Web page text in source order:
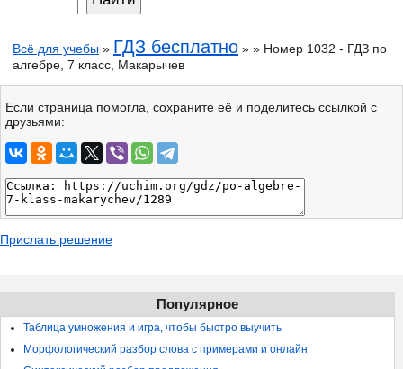
Всё для учебы » ГДЗ бесплатно » » Номер 1032 - ГДЗ по
алгебре, 7 класс, Макарычев
Если страница помогла, сохраните её и поделитесь ссылкой с
друзьями:
Прислать решение
Популярное
Таблица умножения и игра, чтобы быстро выучить
Морфологический разбор слова с примерами и онлайн